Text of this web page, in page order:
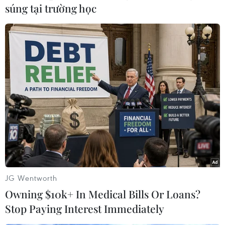
Uzbekistan là chặng dừng chân tiếp theo của
người đứng đầu ngànhngoại giao Mỹ./.
(TTXVN/Vietnam+)
súng tại trường học
JG Wentworth
Owning $10k+ In Medical Bills Or Loans?
Stop Paying Interest Immediately